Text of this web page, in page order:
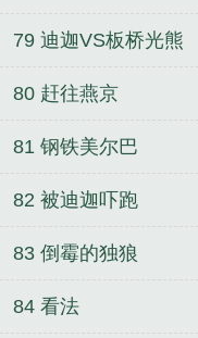
79 迪迦VS板桥光熊
80 赶往燕京
81 钢铁美尔巴
82 被迪迦吓跑
83 倒霉的独狼
84 看法